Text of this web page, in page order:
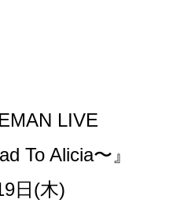
LIVE
To Alicia〜』
日(木)